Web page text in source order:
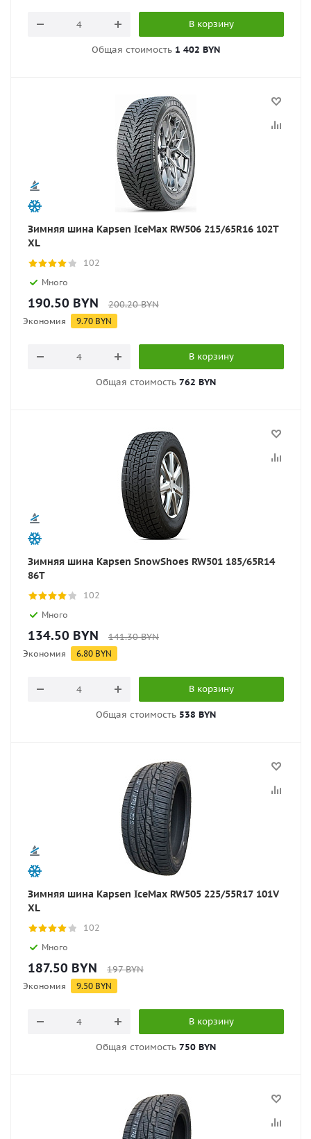
В корзину
Общая стоимость 1 402 BYN
Зимняя шина Kapsen IceMax RW506 215/65R16 102T
XL
102
Много
190.50 BYN 200.20BYN
Экономия 9.70 BYN
В корзину
Общая стоимость 762 BYN
Зимняя шина Kapsen SnowShoes RW501 185/65R14
86T
102
Много
134.50 BYN 141.30BYN
Экономия 6.80 BYN
В корзину
Общая стоимость 538 BYN
Зимняя шина Kapsen IceMax RW505 225/55R17 101V
XL
102
Много
187.50 BYN 197BYN
Экономия 9.50 BYN
В корзину
Общая стоимость 750 BYN